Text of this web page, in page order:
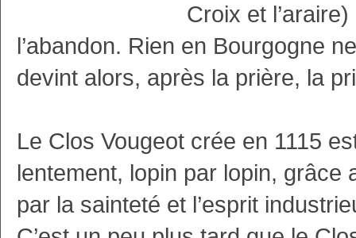
Croix et
l’abandon. Rien en Bourgogne
devint alors, après la prière, la
Le Clos Vougeot crée en 1115
lentement, lopin par lopin,
par la sainteté et l’esprit